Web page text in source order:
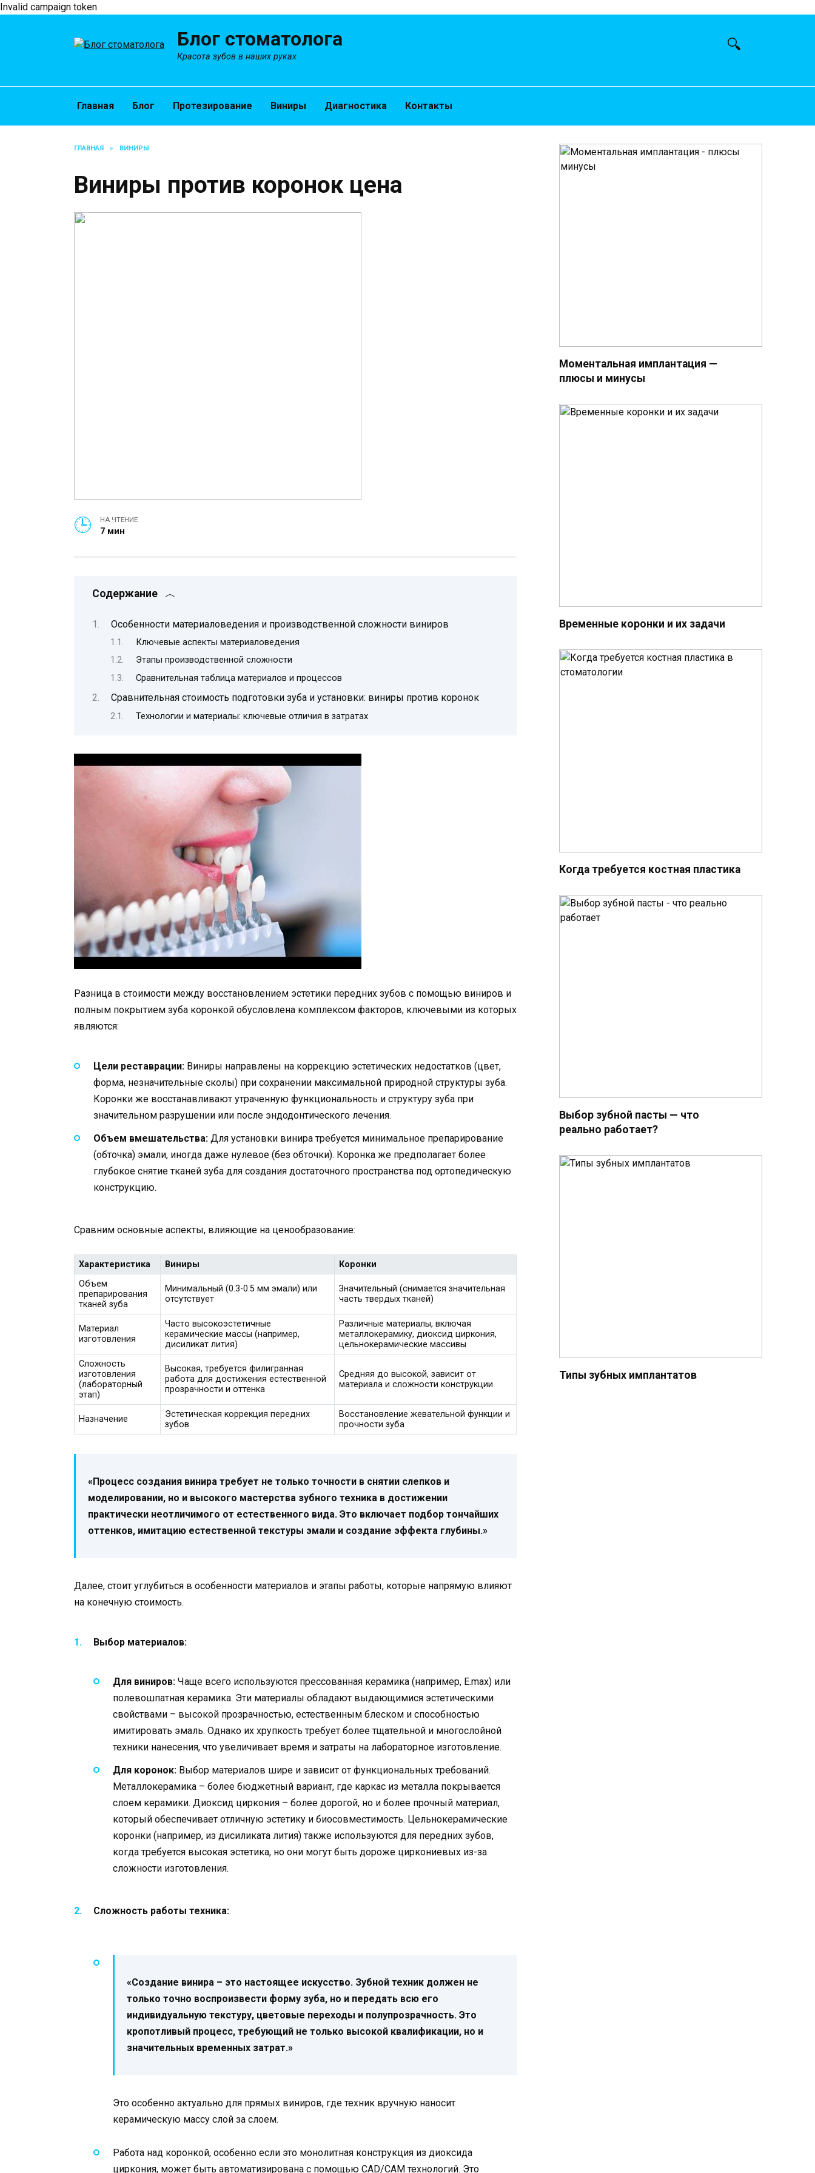
Invalid campaign token
Блог стоматолога
Красота зубов в наших руках
Главная Блог Протезирование Виниры Диагностика Контакты
ГЛАВНАЯ » ВИНИРЫ
Виниры против коронок цена
НА ЧТЕНИЕ
7 мин
Содержание
Особенности материаловедения и производственной сложности виниров
Ключевые аспекты материаловедения
Этапы производственной сложности
Сравнительная таблица материалов и процессов
Сравнительная стоимость подготовки зуба и установки: виниры против коронок
Технологии и материалы: ключевые отличия в затратах
Разница в стоимости между восстановлением эстетики передних зубов с помощью виниров и
полным покрытием зуба коронкой обусловлена комплексом факторов, ключевыми из которых
являются:
Цели реставрации: Виниры направлены на коррекцию эстетических недостатков (цвет,
форма, незначительные сколы) при сохранении максимальной природной структуры зуба.
Коронки же восстанавливают утраченную функциональность и структуру зуба при
значительном разрушении или после эндодонтического лечения.
Объем вмешательства: Для установки винира требуется минимальное препарирование
(обточка) эмали, иногда даже нулевое (без обточки). Коронка же предполагает более
глубокое снятие тканей зуба для создания достаточного пространства под ортопедическую
конструкцию.
Сравним основные аспекты, влияющие на ценообразование:
Характеристика Виниры
Коронки
Объем
препарирования
тканей зуба
Минимальный (0.3-0.5 мм эмали) или
отсутствует
Значительный (снимается значительная
часть твердых тканей)
Материал
изготовления
Часто высокоэстетичные
керамические массы (например,
дисиликат лития)
Различные материалы, включая
металлокерамику, диоксид циркония,
цельнокерамические массивы
Сложность
изготовления
(лабораторный
этап)
Высокая, требуется филигранная
работа для достижения естественной
прозрачности и оттенка
Средняя до высокой, зависит от
материала и сложности конструкции
Назначение
Эстетическая коррекция передних
зубов
Восстановление жевательной функции и
прочности зуба
«Процесс создания винира требует не только точности в снятии слепков и
моделировании, но и высокого мастерства зубного техника в достижении
практически неотличимого от естественного вида. Это включает подбор тончайших
оттенков, имитацию естественной текстуры эмали и создание эффекта глубины.»
Далее, стоит углубиться в особенности материалов и этапы работы, которые напрямую влияют
на конечную стоимость.
Выбор материалов:
Для виниров: Чаще всего используются прессованная керамика (например, E.max) или
полевошпатная керамика. Эти материалы обладают выдающимися эстетическими
свойствами – высокой прозрачностью, естественным блеском и способностью
имитировать эмаль. Однако их хрупкость требует более тщательной и многослойной
техники нанесения, что увеличивает время и затраты на лабораторное изготовление.
Для коронок: Выбор материалов шире и зависит от функциональных требований.
Металлокерамика – более бюджетный вариант, где каркас из металла покрывается
слоем керамики. Диоксид циркония – более дорогой, но и более прочный материал,
который обеспечивает отличную эстетику и биосовместимость. Цельнокерамические
коронки (например, из дисиликата лития) также используются для передних зубов,
когда требуется высокая эстетика, но они могут быть дороже циркониевых из-за
сложности изготовления.
Сложность работы техника:
«Создание винира – это настоящее искусство. Зубной техник должен не
только точно воспроизвести форму зуба, но и передать всю его
индивидуальную текстуру, цветовые переходы и полупрозрачность. Это
кропотливый процесс, требующий не только высокой квалификации, но и
значительных временных затрат.»
Это особенно актуально для прямых виниров, где техник вручную наносит
керамическую массу слой за слоем.
Работа над коронкой, особенно если это монолитная конструкция из диоксида
циркония, может быть автоматизирована с помощью CAD/CAM технологий. Это
Моментальная имплантация —
плюсы и минусы
Временные коронки и их задачи
Когда требуется костная пластика
Выбор зубной пасты — что
реально работает?
Типы зубных имплантатов